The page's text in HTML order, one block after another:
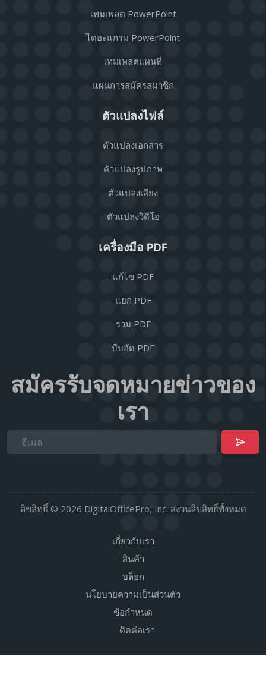
เทมเพลต PowerPoint
ไดอะแกรม PowerPoint
เทมเพลตแผนที่
แผนการสมัครสมาชิก
ตัวแปลงไฟล์
ตัวแปลงเอกสาร
ตัวแปลงรูปภาพ
ตัวแปลงเสียง
ตัวแปลงวิดีโอ
เครื่องมือ PDF
แก้ไข PDF
แยก PDF
รวม PDF
บีบอัด PDF
สมัครรับจดหมายข่าวของ
เรา
ลิขสิทธิ์ © 2026 DigitalOfficePro, Inc. สงวนลิขสิทธิ์ทั้งหมด
เกี่ยวกับเรา
สินค้า
บล็อก
นโยบายความเป็นส่วนตัว
ข้อกำหนด
ติดต่อเรา